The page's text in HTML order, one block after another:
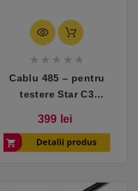
    
Cablu 485 – pentru
testere Star C3
Mercedes
399 lei